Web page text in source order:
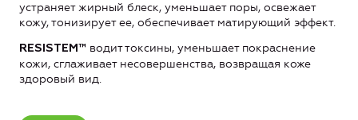
устраняет жирный блеск, уменьшает поры, освежает
кожу, тонизирует ее, обеспечивает матирующий эффект.
RESISTEM™ водит токсины, уменьшает покраснение
кожи, сглаживает несовершенства, возвращая коже
здоровый вид.